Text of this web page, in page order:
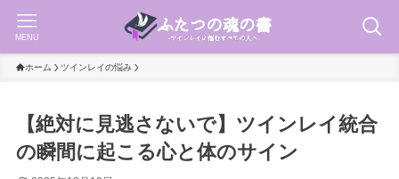
MENU
ホーム ツインレイの悩み
【絶対に見逃さないで】ツインレイ統合
の瞬間に起こる心と体のサイン